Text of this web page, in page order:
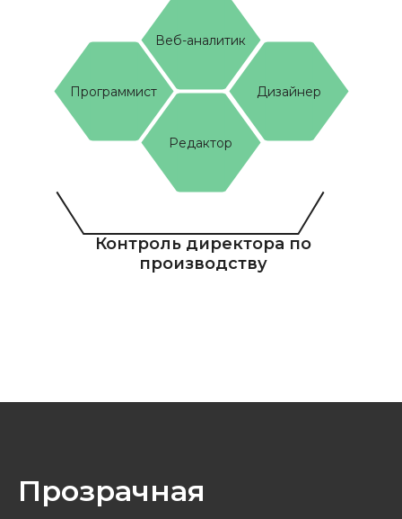
Веб-аналитик
Программист
Редактор
Дизайнер
Контроль директора по
производству
Прозрачная